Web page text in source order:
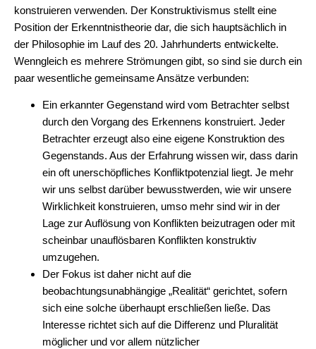
konstruieren verwenden. Der Konstruktivismus stellt eine
Position der Erkenntnistheorie dar, die sich hauptsächlich in
der Philosophie im Lauf des 20. Jahrhunderts entwickelte.
Wenngleich es mehrere Strömungen gibt, so sind sie durch ein
paar wesentliche gemeinsame Ansätze verbunden:
Ein erkannter Gegenstand wird vom Betrachter selbst
durch den Vorgang des Erkennens konstruiert. Jeder
Betrachter erzeugt also eine eigene Konstruktion des
Gegenstands. Aus der Erfahrung wissen wir, dass darin
ein oft unerschöpfliches Konfliktpotenzial liegt. Je mehr
wir uns selbst darüber bewusstwerden, wie wir unsere
Wirklichkeit konstruieren, umso mehr sind wir in der
Lage zur Auflösung von Konflikten beizutragen oder mit
scheinbar unauflösbaren Konflikten konstruktiv
umzugehen.
Der Fokus ist daher nicht auf die
beobachtungsunabhängige „Realität“ gerichtet, sofern
sich eine solche überhaupt erschließen ließe. Das
Interesse richtet sich auf die Differenz und Pluralität
möglicher und vor allem nützlicher